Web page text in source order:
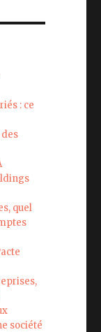
: ce
des
quel
société